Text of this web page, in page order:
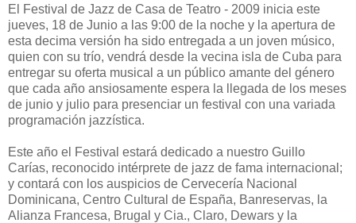
El Festival de Jazz de Casa de Teatro - 2009 inicia este
jueves, 18 de Junio a las 9:00 de la noche y la apertura de
esta decima versión ha sido entregada a un joven músico,
quien con su trío, vendrá desde la vecina isla de Cuba para
entregar su oferta musical a un público amante del género
que cada año ansiosamente espera la llegada de los meses
de junio y julio para presenciar un festival con una variada
programación jazzística.
Este año el Festival estará dedicado a nuestro Guillo
Carías, reconocido intérprete de jazz de fama internacional;
y contará con los auspicios de Cervecería Nacional
Dominicana, Centro Cultural de España, Banreservas, la
Alianza Francesa, Brugal y Cia., Claro, Dewars y la